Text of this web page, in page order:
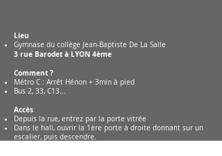
Lieu
Gymnase du collège Jean-Baptiste De La Salle
3 rue Barodet à​ LYON 4ème
Comment ?
Métro C : Arrêt Hénon + 3min à pied
Bus 2, 33, C13...
Accès
Depuis la rue, entrez par la porte vitrée
Dans le hall, ouvrir la 1ère porte à droite donnant sur un
escalier, puis descendre.